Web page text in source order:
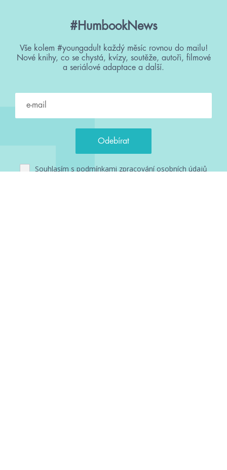
#HumbookNews
Vše kolem #youngadult každý měsíc rovnou do mailu!
Nové knihy, co se chystá, kvízy, soutěže, autoři, filmové
a seriálové adaptace a další.
Souhlasím s podmínkami zpracování osobních údajů